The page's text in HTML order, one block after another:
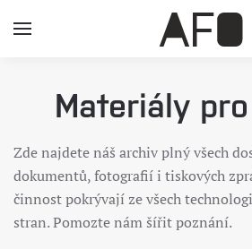
Materiály
Zde najdete náš archiv plný všech
dokumentů, fotografií i tiskových
činnost pokrývají ze všech
stran. Pomozte nám šířit poznání.